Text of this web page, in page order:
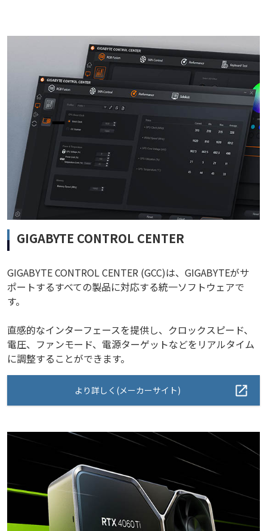
GIGABYTE CONTROL CENTER
GIGABYTE CONTROL CENTER (GCC)は、GIGABYTEがサ
ポートするすべての製品に対応する統一ソフトウェアで
す。
直感的なインターフェースを提供し、クロックスピード、
電圧、ファンモード、電源ターゲットなどをリアルタイム
に調整することができます。
より詳しく(メーカーサイト)